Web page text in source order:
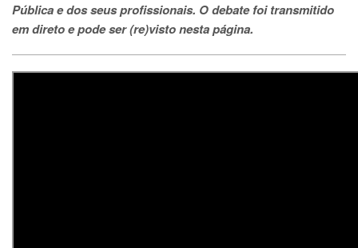
Pública e dos seus profissionais. O debate foi transmitido
em direto e pode ser (re)visto nesta página.